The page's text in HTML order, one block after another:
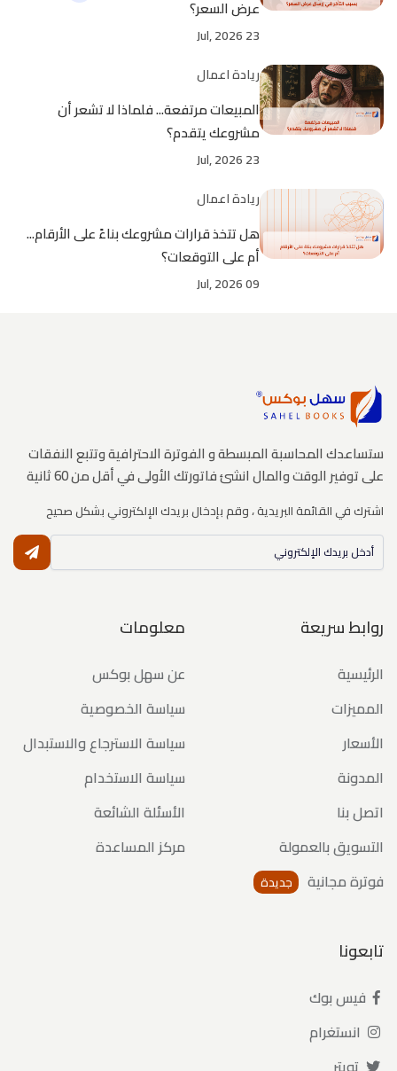
عرض السعر؟
23 Jul, 2026
ريادة اعمال
المبيعات مرتفعة... فلماذا لا تشعر أن
مشروعك يتقدم؟
23 Jul, 2026
ريادة اعمال
هل تتخذ قرارات مشروعك بناءً على الأرقام...
أم على التوقعات؟
09 Jul, 2026
ستساعدك المحاسبة المبسطة و الفوترة الاحترافية وتتبع النفقات
على توفير الوقت والمال انشئ فاتورتك الأولى في أقل من 60 ثانية
اشترك في القائمة البريدية ، وقم بإدخال بريدك الإلكتروني بشكل صحيح
روابط سريعة
الرئيسية
المميزات
الأسعار
المدونة
اتصل بنا
التسويق بالعمولة
فوترة مجانية
جديدة
معلومات
عن سهل بوكس
سياسة الخصوصية
سياسة الاسترجاع والاستبدال
سياسة الاستخدام
الأسئلة الشائعة
مركز المساعدة
تابعونا
فيس بوك
انستغرام